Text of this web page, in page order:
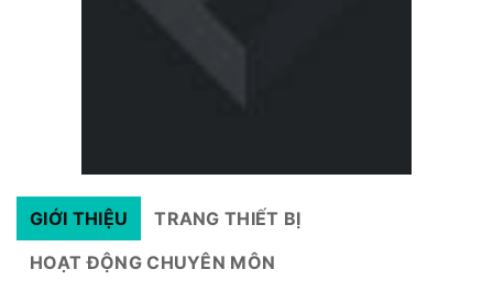
GIỚI THIỆU
TRANG THIẾT BỊ
HOẠT ĐỘNG CHUYÊN MÔN